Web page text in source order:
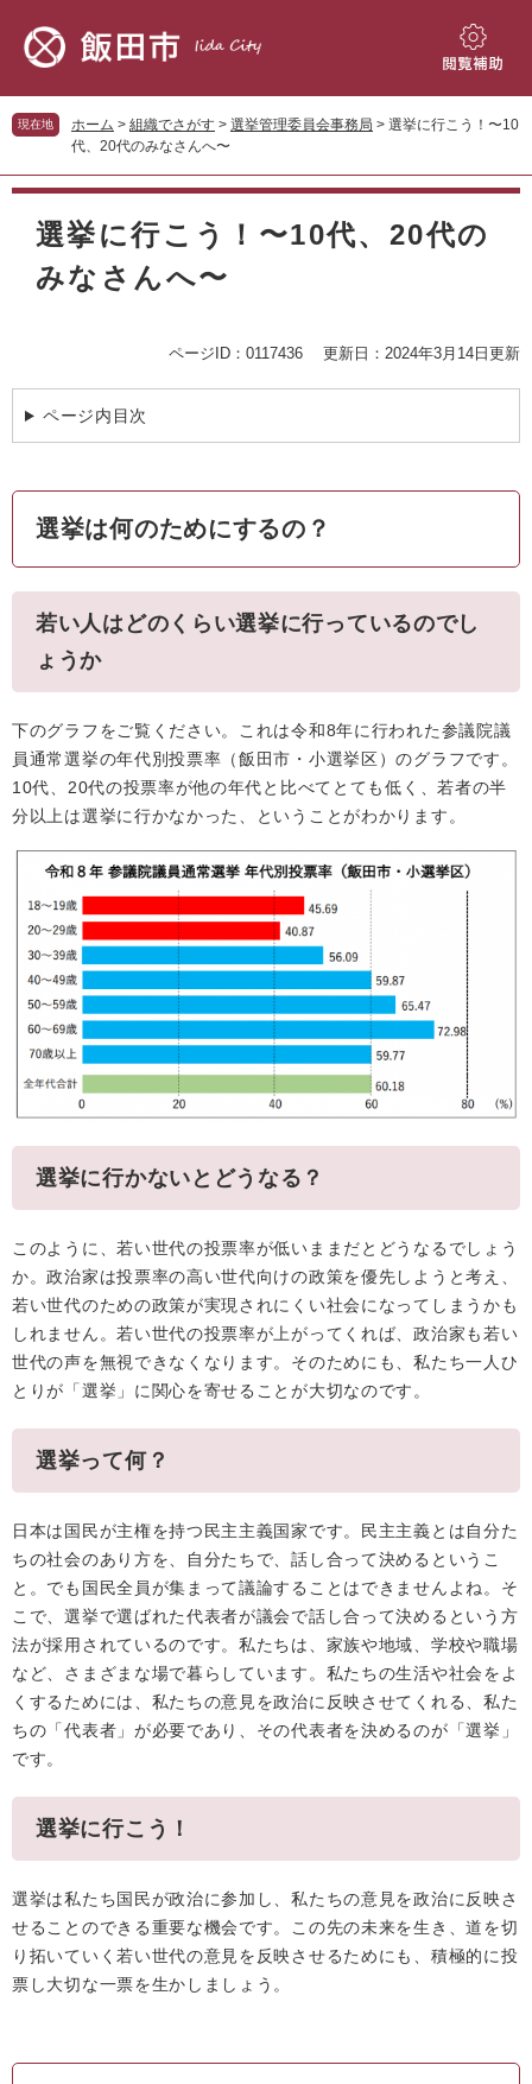
先
頭
す。
を
飛
し
閲
補
現在地 ホーム > 組織でさがす > 選挙管理委員会事務局 > 選挙に行こう！〜10
代、20代のみなさんへ〜
本
選挙に行こう！〜10代、20代の
みなさんへ〜
ページID：0117436 更新日：2024年3月14日更新
ページ内目次
選挙は何のためにするの？
若い人はどのくらい選挙に行っているのでし
ょうか
下のグラフをご覧ください。これは令和8年に行われた参議院議
員通常選挙の年代別投票率（飯田市・小選挙区）のグラフです。
10代、20代の投票率が他の年代と比べてとても低く、若者の半
分以上は選挙に行かなかった、ということがわかります。
選挙に行かないとどうなる？
このように、若い世代の投票率が低いままだとどうなるでしょう
か。政治家は投票率の高い世代向けの政策を優先しようと考え、
若い世代のための政策が実現されにくい社会になってしまうかも
しれません。若い世代の投票率が上がってくれば、政治家も若い
世代の声を無視できなくなります。そのためにも、私たち一人ひ
とりが「選挙」に関心を寄せることが大切なのです。
選挙って何？
日本は国民が主権を持つ民主主義国家です。民主主義とは自分た
ちの社会のあり方を、自分たちで、話し合って決めるというこ
と。でも国民全員が集まって議論することはできませんよね。そ
こで、選挙で選ばれた代表者が議会で話し合って決めるという方
法が採用されているのです。私たちは、家族や地域、学校や職場
など、さまざまな場で暮らしています。私たちの生活や社会をよ
くするためには、私たちの意見を政治に反映させてくれる、私た
ちの「代表者」が必要であり、その代表者を決めるのが「選挙」
です。
選挙に行こう！
選挙は私たち国民が政治に参加し、私たちの意見を政治に反映さ
せることのできる重要な機会です。この先の未来を生き、道を切
り拓いていく若い世代の意見を反映させるためにも、積極的に投
票し大切な一票を生かしましょう。